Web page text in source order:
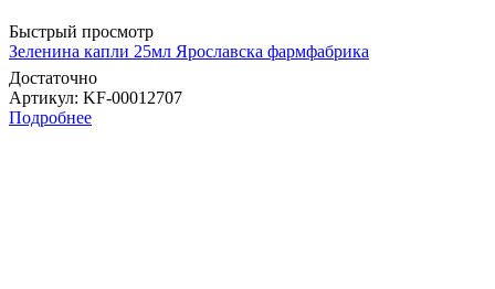
Быстрый просмотр
Зеленина капли 25мл Ярославска фармфабрика
Достаточно
Артикул: KF-00012707
Подробнее